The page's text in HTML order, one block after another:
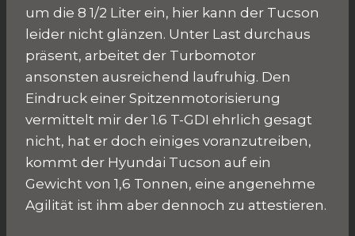
um die 8 1/2 Liter ein, hier kann der Tucson
leider nicht glänzen. Unter Last durchaus
präsent, arbeitet der Turbomotor
ansonsten ausreichend laufruhig. Den
Eindruck einer Spitzenmotorisierung
vermittelt mir der 1.6 T-GDI ehrlich gesagt
nicht, hat er doch einiges voranzutreiben,
kommt der Hyundai Tucson auf ein
Gewicht von 1,6 Tonnen, eine angenehme
Agilität ist ihm aber dennoch zu attestieren.